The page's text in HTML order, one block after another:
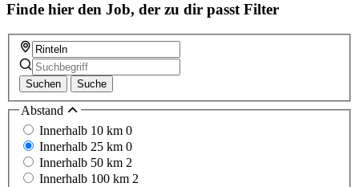
Finde hier den Job, der zu dir passt Filter
Suchen Suche
Abstand
Innerhalb 10 km 0
Innerhalb 25 km 0
Innerhalb 50 km 2
Innerhalb 100 km 2